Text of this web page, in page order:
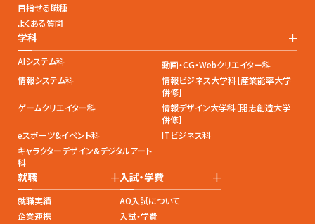
目指せる職種
よくある質問
学科 +
AIシステム科
動画・CG・Webクリエイター科
情報システム科
情報ビジネス大学科［産業能率大学
併修］
ゲームクリエイター科
情報デザイン大学科［開志創造大学
併修］
eスポーツ&イベント科
ITビジネス科
キャラクターデザイン&デジタルアート
科
就職 +
就職実績
企業連携
入試・学費 +
AO入試について
入試・学費